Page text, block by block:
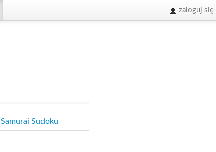
zaloguj się
Samurai Sudoku